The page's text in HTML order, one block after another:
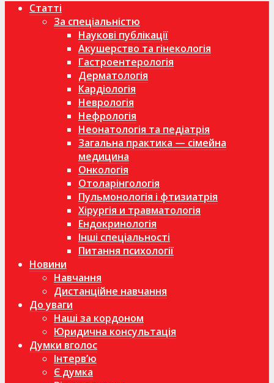
Статті
За спеціальністю
Наукові публікації
Акушерство та гінекологія
Гастроентерологія
Дерматологія
Кардіологія
Неврологія
Нефрологія
Неонатологія та педіатрія
Загальна практика — сімейна
медицина
Онкологія
Отоларінгологія
Пульмонологія і фтизиатрія
Хірургія и травматологія
Ендокринологія
Інші спеціальності
Питання психології
Новини
Навчання
Дистанційне навчання
До уваги
Наші за кордоном
Юридична консультація
Думки вголос
Інтерв’ю
Є думка